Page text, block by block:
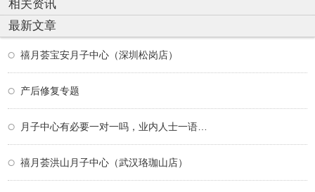
相关资讯
最新文章
禧月荟宝安月子中心（深圳松岗店）
产后修复专题
月子中心有必要一对一吗，业内人士一语道破
禧月荟洪山月子中心（武汉珞珈山店）